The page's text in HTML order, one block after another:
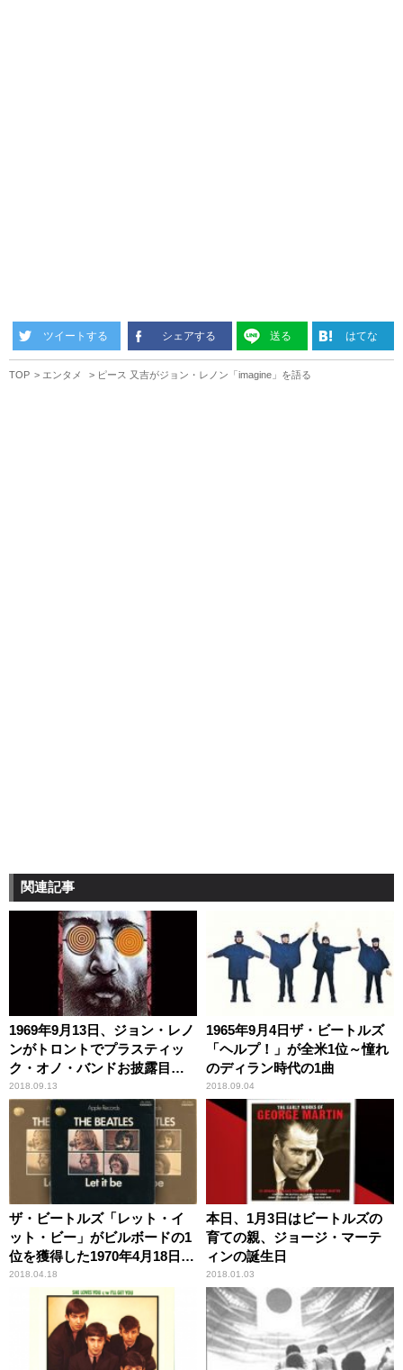
ツイートする シェアする 送る はてな
TOP エンタメ ピース 又吉がジョン・レノン「imagine」を語る
関連記事
1969年9月13日、ジョン・レノ
ンがトロントでプラスティッ
ク・オノ・バンドお披露目ラ
イヴ
2018.09.13
1965年9月4日ザ・ビートルズ
「ヘルプ！」が全米1位～憧れ
のディラン時代の1曲
2018.09.04
ザ・ビートルズ「レット・イ
ット・ビー」がビルボードの1
位を獲得した1970年4月18日、
僕は彼らからのメッセージ
（なすがままに＝あるがまま
に）を受け入れることができ
なかった
2018.04.18
本日、1月3日はビートルズの
育ての親、ジョージ・マーテ
ィンの誕生日
2018.01.03